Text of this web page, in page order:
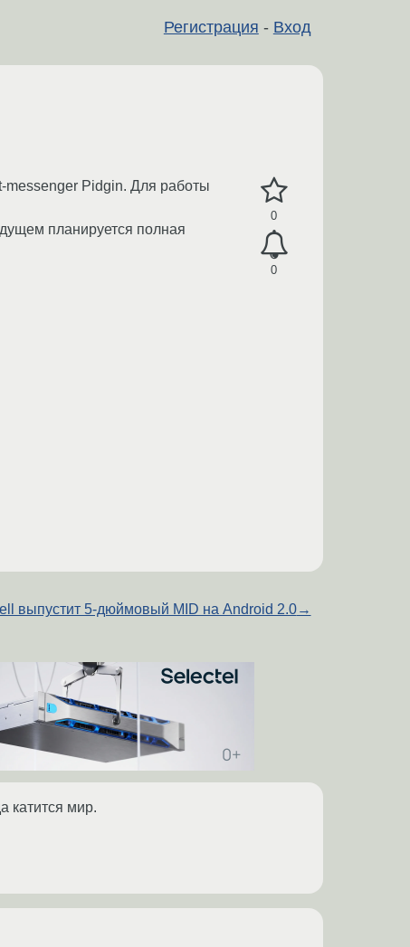
Регистрация - Вход
0
0
messenger Pidgin. Для работы
планируется полная
выпустит 5-дюймовый MID на Android 2.0→
катится мир.